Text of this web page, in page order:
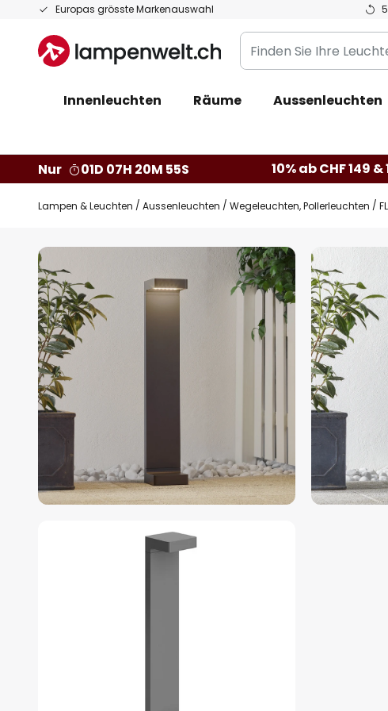
Europas grösste Markenauswahl
Zum
springen
Finden
Sie
Leuchte...
Innenleuchten Räume Aussenleuchten
Nur
01D 07H 20M 54S 10% ab CHF 149
Lampen & Leuchten Aussenleuchten Wegeleuchten, Pollerleuchten
Zum
Ende
der
Bildgalerie
springen